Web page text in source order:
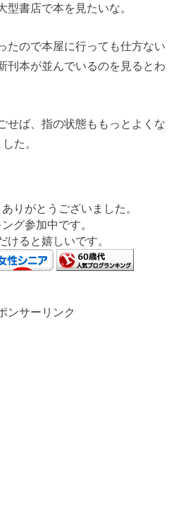
型書店で本を見たいな。
たので本屋に行っても仕方ない
刊本が並んでいるのを見るとわ
せば、指の状態ももっとよくな
た。
りがとうございました。
グ参加中です。
けると嬉しいです。
ンサーリンク